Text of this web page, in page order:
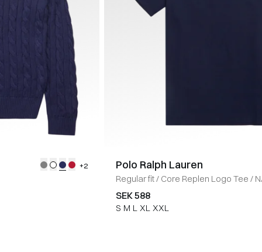
+2 Polo Ralph Lauren
Regular fit/ Core Replen Logo Tee /
SEK 588
S M L XL XXL